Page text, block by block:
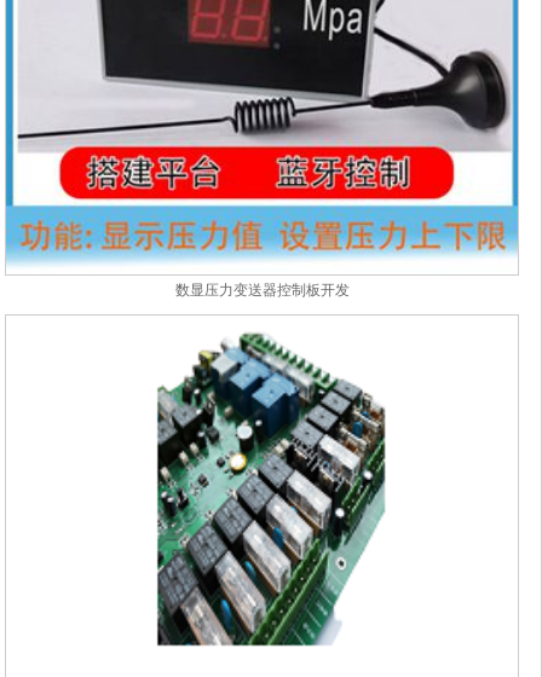
数显压力变送器控制板开发